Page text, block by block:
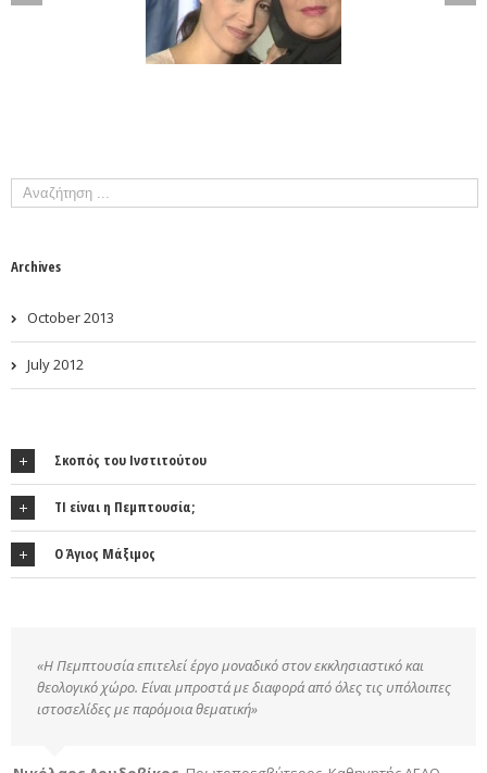
Archives
October 2013
July 2012
Σκοπός του Ινστιτούτου
ΤΙ είναι η Πεμπτουσία;
Ο Άγιος Μάξιμος
«Η Πεμπτουσία επιτελεί έργο μοναδικό στον εκκλησιαστικό και
θεολογικό χώρο. Είναι μπροστά με διαφορά από όλες τις υπόλοιπες
ιστοσελίδες με παρόμοια θεματική»